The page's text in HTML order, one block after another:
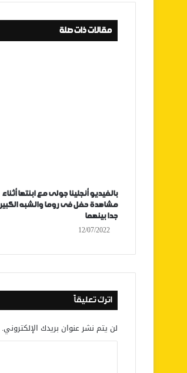
مقالات ذات صلة
بالفيديو أنجلينا جولى مع ابنتها أثناء
مشاهدة حفل فى روما والشبه الكبير
جدا بينهما
12/07/2022
اترك تعليقاً
لن يتم نشر عنوان بريدك الإلكتروني.